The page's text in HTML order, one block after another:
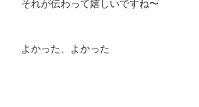
よかった、よかった